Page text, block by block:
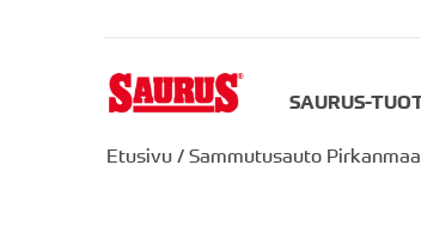
SAURUS-
Etusivu / Sammutusauto